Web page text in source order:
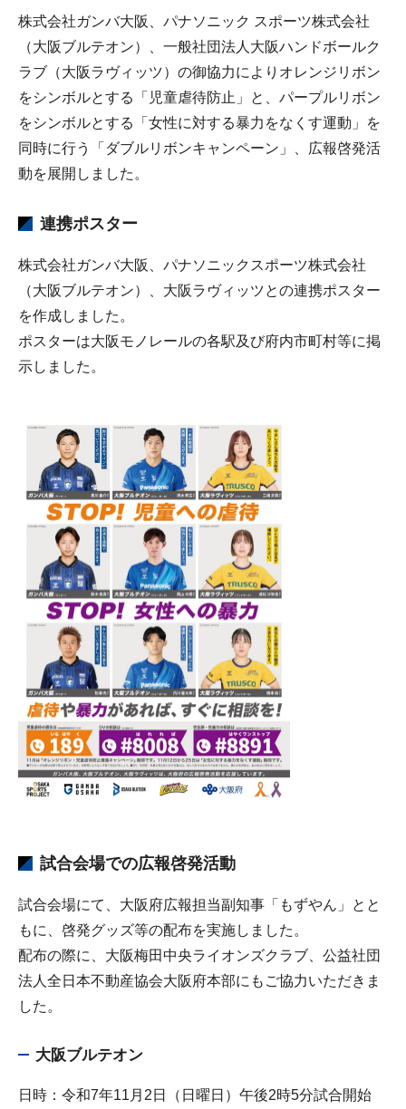
株式会社ガンバ大阪、パナソニック スポーツ株式会社
（大阪ブルテオン）、一般社団法人大阪ハンドボールク
ラブ（大阪ラヴィッツ）の御協力によりオレンジリボン
をシンボルとする「児童虐待防止」と、パープルリボン
をシンボルとする「女性に対する暴力をなくす運動」を
同時に行う「ダブルリボンキャンペーン」、広報啓発活
動を展開しました。
連携ポスター
株式会社ガンバ大阪、パナソニックスポーツ株式会社
（大阪ブルテオン）、大阪ラヴィッツとの連携ポスター
を作成しました。
ポスターは大阪モノレールの各駅及び府内市町村等に掲
示しました。
試合会場での広報啓発活動
試合会場にて、大阪府広報担当副知事「もずやん」とと
もに、啓発グッズ等の配布を実施しました。
配布の際に、大阪梅田中央ライオンズクラブ、公益社団
法人全日本不動産協会大阪府本部にもご協力いただきま
した。
大阪ブルテオン
日時：令和7年11月2日（日曜日）午後2時5分試合開始